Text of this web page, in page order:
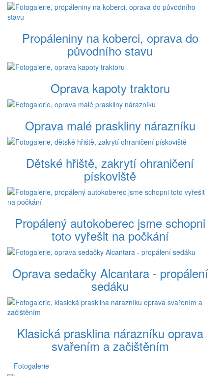
Propáleniny na koberci, oprava do
původního stavu
Oprava kapoty traktoru
Oprava malé praskliny nárazníku
Dětské hřiště, zakrytí ohraničení
pískoviště
Propálený autokoberec jsme schopni
toto vyřešit na počkání
Oprava sedačky Alcantara - propálení
sedáku
Klasická prasklina nárazníku oprava
svařením a začištěním
Fotogalerie